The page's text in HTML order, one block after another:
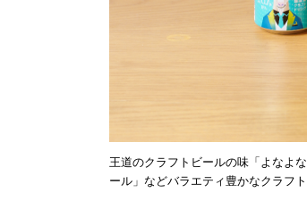
王道のクラフトビールの味「よなよ
ール」などバラエティ豊かなクラフ